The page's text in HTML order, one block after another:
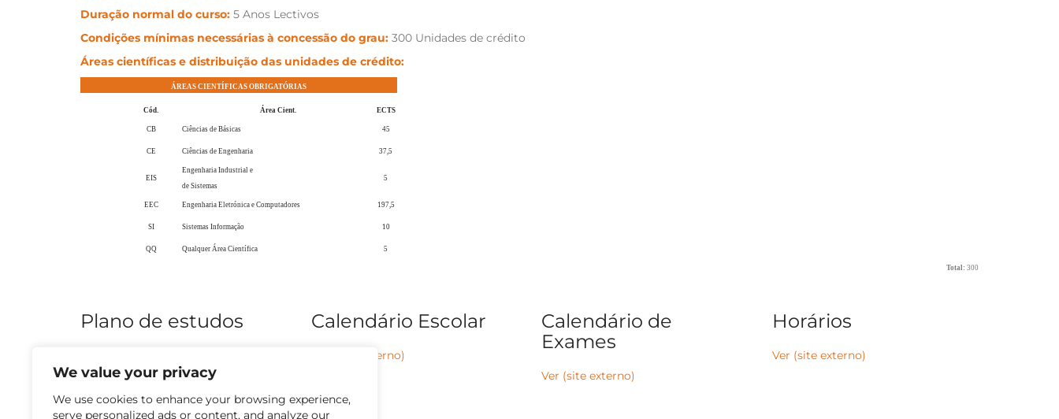
We value your privacy
We use cookies to enhance your browsing experience,
serve personalized ads or content, and analyze our
Duração normal do curso: 5 Anos Lectivos
Condições mínimas necessárias à concessão do grau: 300 Unidades de crédito
Áreas científicas e distribuição das unidades de crédito:
ÁREAS CIENTÍFICAS OBRIGATÓRIAS
Cód. Área Cient. ECTS
CB Ciências de Básicas 45
CE Ciências de Engenharia 37,5
EIS
Engenharia Industrial e
de Sistemas
5
EEC Engenharia Eletrónica e Computadores 197,5
SI Sistemas Informação 10
QQ Qualquer Área Científica 5
Total: 300
Plano de estudos Calendário Escolar
Ver (site externo)
Calendário de
Exames
Ver (site externo)
Horários
Ver (site externo)